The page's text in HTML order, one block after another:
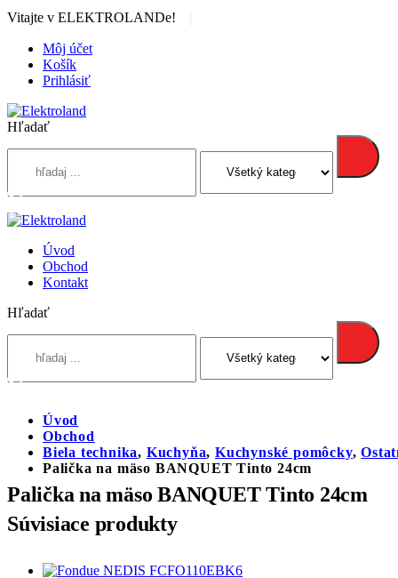
Vitajte v ELEKTROLANDe!
Môj účet
Košík
Prihlásiť
Hľadať
Úvod
Obchod
Kontakt
Hľadať
Úvod
Obchod
Biela technika, Kuchyňa,Kuchynské pomôcky,
Palička na mäso BANQUET Tinto 24cm
Palička na mäso BANQUET Tinto 24cm
Súvisiace produkty